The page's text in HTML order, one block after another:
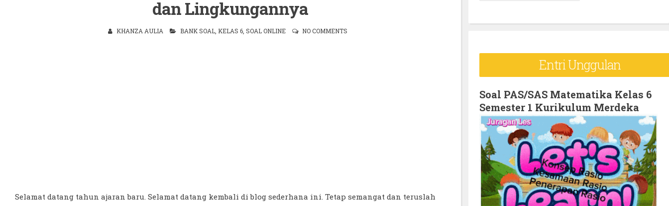
dan Lingkungannya
KHANZA AULIA BANK SOAL KELAS 6 ,SOAL ONLINE NO COMMENTS
Selamat datang tahun ajaran baru. Selamat datang kembali di blog sederhana ini. Tetap semangat dan teruslah
e
f
o
r
:
Entri Unggulan
Soal PAS/SAS Matematika Kelas 6
Semester 1 Kurikulum Merdeka